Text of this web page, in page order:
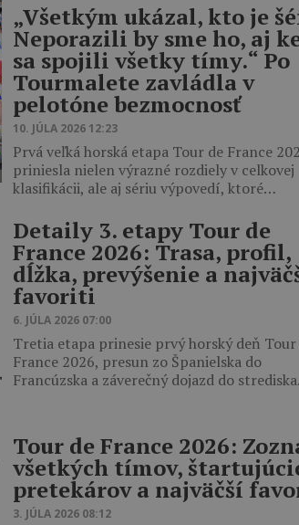
„Všetkým ukázal, kto je
Neporazili by sme ho, aj
sa spojili všetky tímy.“ Po
Tourmalete zavládla v
pelotóne bezmocnosť
10. JÚLA 2026 12:23
Prvá veľká horská etapa Tour de France
priniesla nielen výrazné rozdiely v celkovej
klasifikácii, ale aj sériu výpovedí, ktoré…
Detaily 3. etapy Tour de
France 2026: Trasa, profil,
dĺžka, prevýšenie a
favoriti
6. JÚLA 2026 07:00
Tretia etapa prinesie prvý horský deň Tour
France 2026, presun zo Španielska do
Francúzska a záverečný dojazd do
Tour de France 2026:
všetkých tímov,
pretekárov a najväčší
3. JÚLA 2026 08:12